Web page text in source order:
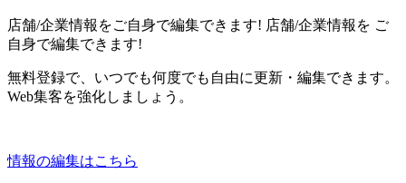
店舗/企業情報をご自身で編集できます! 店舗/企業情報を ご
自身で編集できます!
無料登録で、いつでも何度でも自由に更新・編集できます。
Web集客を強化しましょう。
情報の編集はこちら